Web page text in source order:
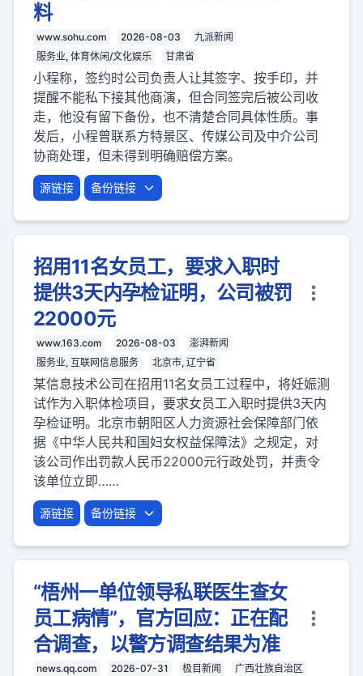
料
www.sohu.com 2026-08-03
九派新闻
服务业, 体育休闲/文化娱乐
甘肃省
小程称，签约时公司负责人让其签字、按手印，并
提醒不能私下接其他商演，但合同签完后被公司收
走，他没有留下备份，也不清楚合同具体性质。事
发后，小程曾联系方特景区、传媒公司及中介公司
协商处理，但未得到明确赔偿方案。
源链接 备份链接
招用11名女员工，要求入职时
提供3天内孕检证明，公司被罚
22000元
www.163.com 2026-08-03
澎湃新闻
服务业, 互联网信息服务
北京市, 辽宁省
某信息技术公司在招用11名女员工过程中，将妊娠测
试作为入职体检项目，要求女员工入职时提供3天内
孕检证明。北京市朝阳区人力资源社会保障部门依
据《中华人民共和国妇女权益保障法》之规定，对
该公司作出罚款人民币22000元行政处罚，并责令
该单位立即……
源链接 备份链接
“梧州一单位领导私联医生查女
员工病情”，官方回应：正在配
合调查，以警方调查结果为准
news.qq.com 2026-07-31 极目新闻 广西壮族自治区